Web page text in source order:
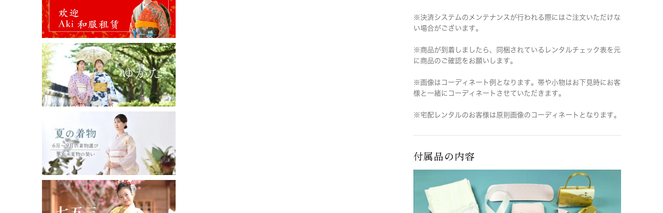
※決済システムのメンテナンスが行われる際にはご注文いただけな
い場合がございます。
※商品が到着しましたら、同梱されているレンタルチェック表を元
に商品のご確認をお願いします。
※画像はコーディネート例となります。帯や小物はお下見時にお客
様と一緒にコーディネートさせていただきます。
※宅配レンタルのお客様は原則画像のコーディネートとなります。
付属品の内容